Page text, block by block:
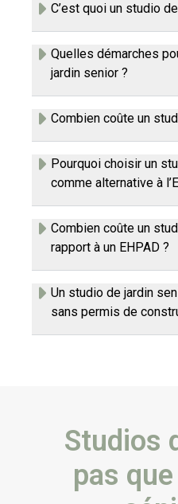
C’est quoi un studio
Quelles démarches
jardin senior ?
Combien coûte un
Pourquoi choisir un
comme alternative à
Combien coûte un
rapport à un EHPAD ?
Un studio de jardin
sans permis de
Studios
pas